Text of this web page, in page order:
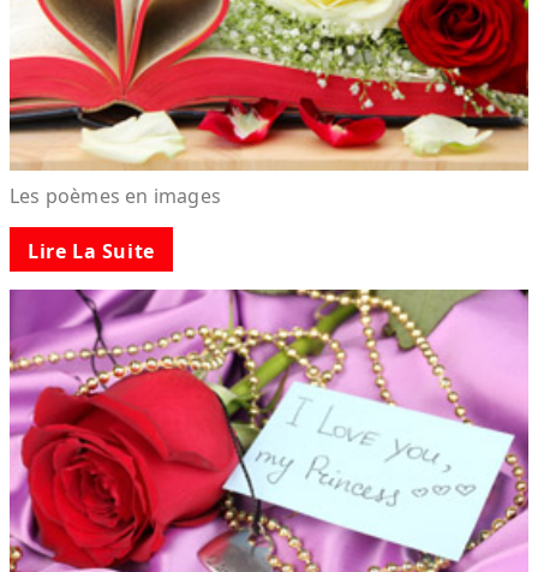
Les poèmes en images
Lire La Suite